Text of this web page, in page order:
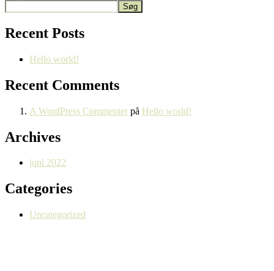
Søg
Recent Posts
Hello world!
Recent Comments
A WordPress Commenter på Hello world!
Archives
juni 2022
Categories
Uncategorized